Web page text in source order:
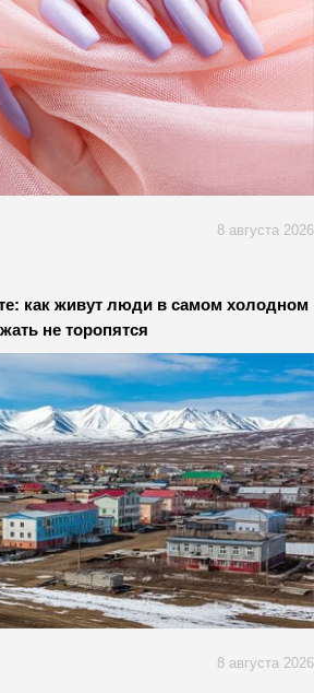
8 августа 2026
как живут люди в самом холодном
не торопятся
8 августа 2026